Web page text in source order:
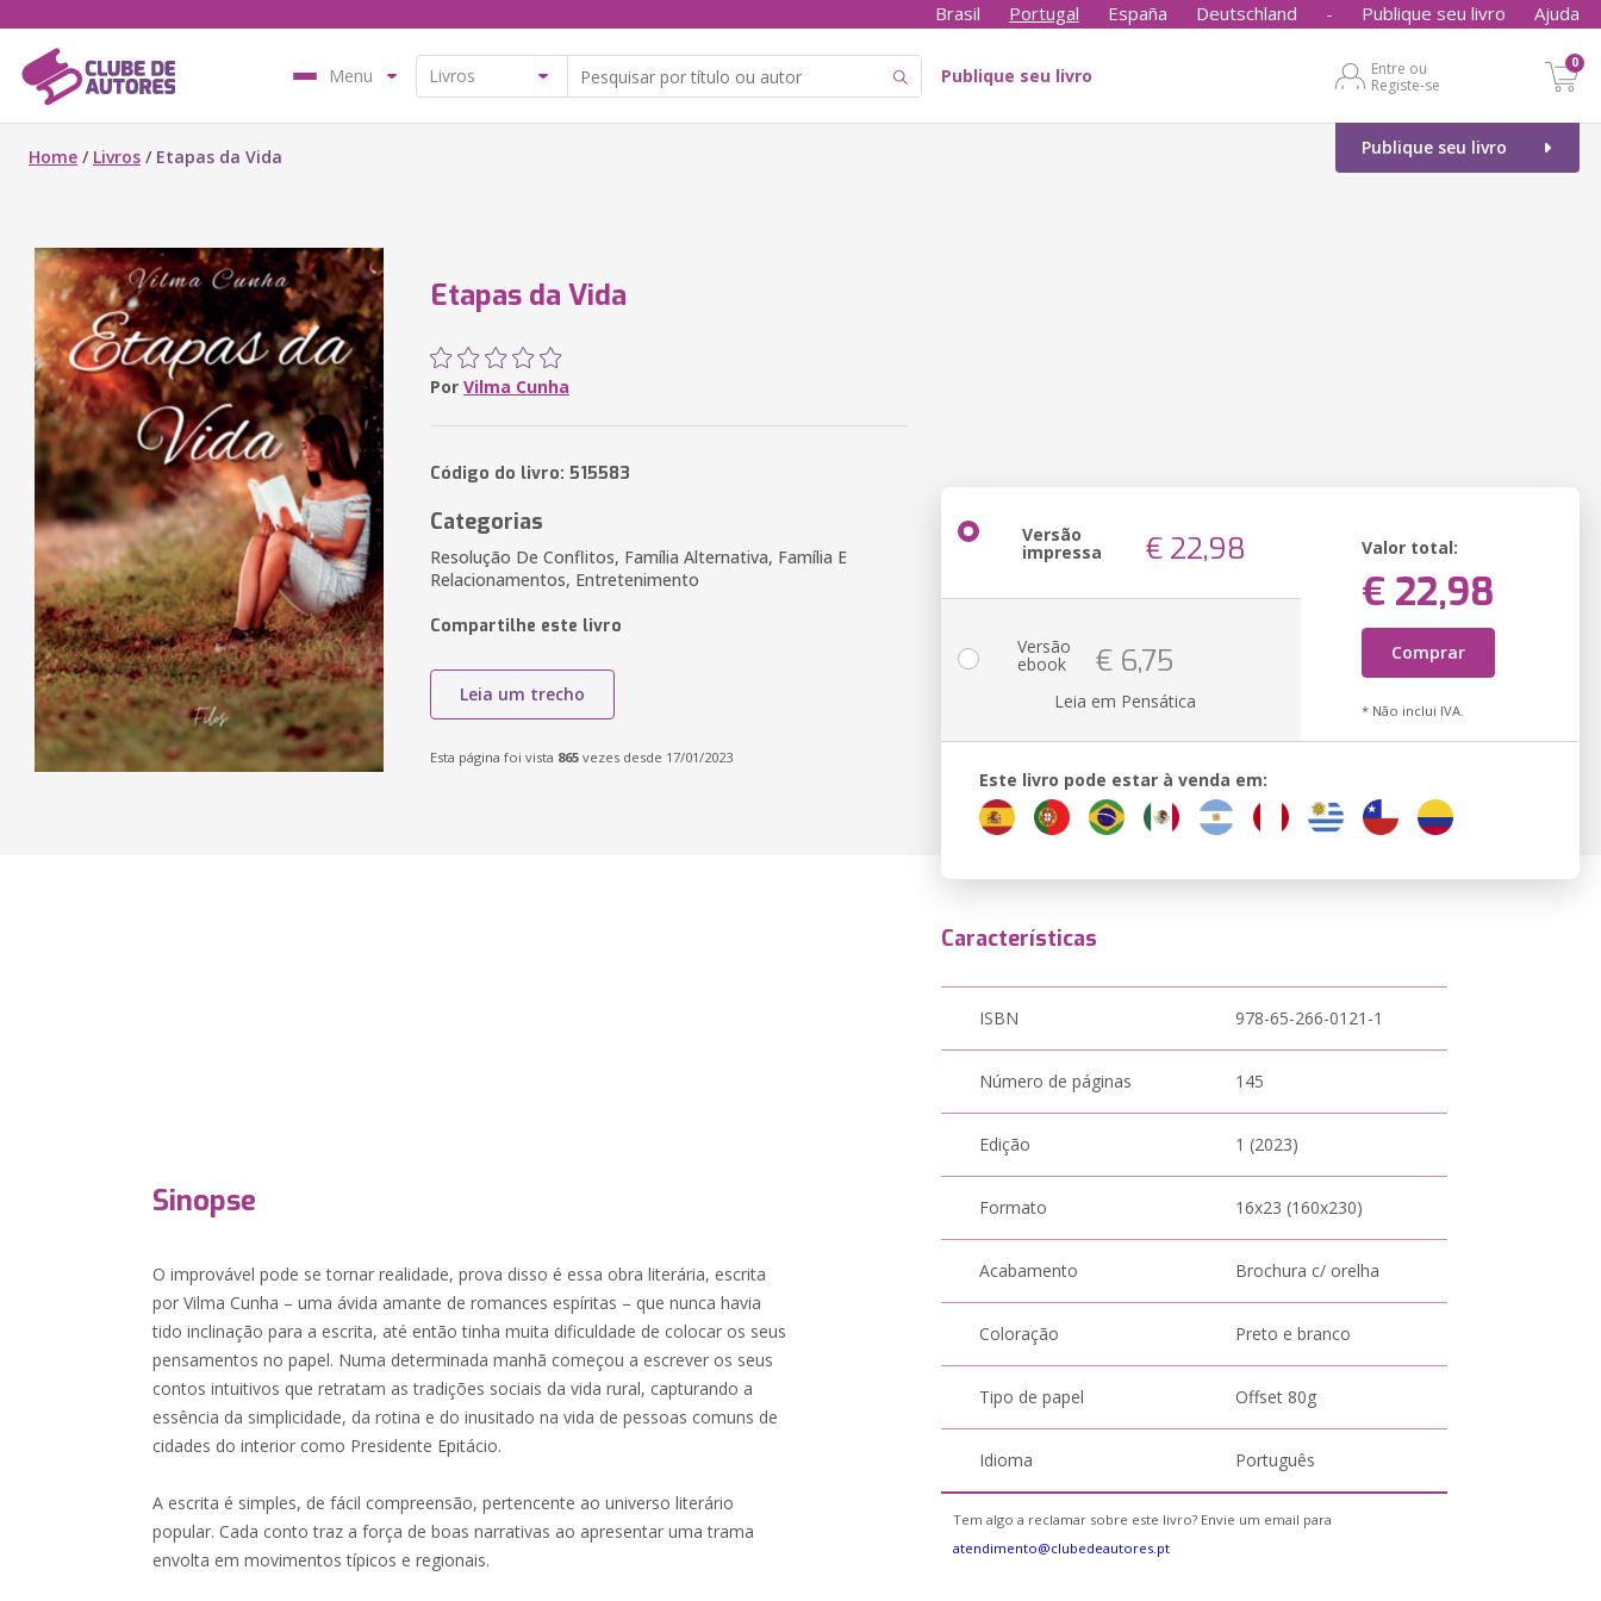
Brasil Portugal España Deutschland - Publique seu livro Ajuda
Menu Publique seu livro
Entre ou
Registe-se
0
Publique seu livro
Home / Livros / Etapas da Vida
Etapas da Vida
Por Vilma Cunha
Código do livro: 515583
Categorias
Resolução De Conflitos, Família Alternativa, Família E
Relacionamentos, Entretenimento
Compartilhe este livro
Leia um trecho
Esta página foi vista 865 vezes desde 17/01/2023
Versão
impressa € 22,98 Valor total:
€ 22,98
Comprar
* Não inclui IVA.
Versão
ebook € 6,75
Leia em Pensática
Este livro pode estar à venda em:
Sinopse
O improvável pode se tornar realidade, prova disso é essa obra literária, escrita
por Vilma Cunha – uma ávida amante de romances espíritas – que nunca havia
tido inclinação para a escrita, até então tinha muita dificuldade de colocar os seus
pensamentos no papel. Numa determinada manhã começou a escrever os seus
contos intuitivos que retratam as tradições sociais da vida rural, capturando a
essência da simplicidade, da rotina e do inusitado na vida de pessoas comuns de
cidades do interior como Presidente Epitácio.
A escrita é simples, de fácil compreensão, pertencente ao universo literário
popular. Cada conto traz a força de boas narrativas ao apresentar uma trama
envolta em movimentos típicos e regionais.
Características
ISBN 978-65-266-0121-1
Número de páginas 145
Edição 1 (2023)
Formato 16x23 (160x230)
Acabamento Brochura c/ orelha
Coloração Preto e branco
Tipo de papel Offset 80g
Idioma Português
Tem algo a reclamar sobre este livro? Envie um email para
atendimento@clubedeautores.pt